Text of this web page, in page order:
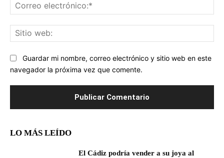
Guardar mi nombre, correo electrónico y sitio web en este
navegador la próxima vez que comente.
LO MÁS LEÍDO
El Cádiz podría vender a su joya al